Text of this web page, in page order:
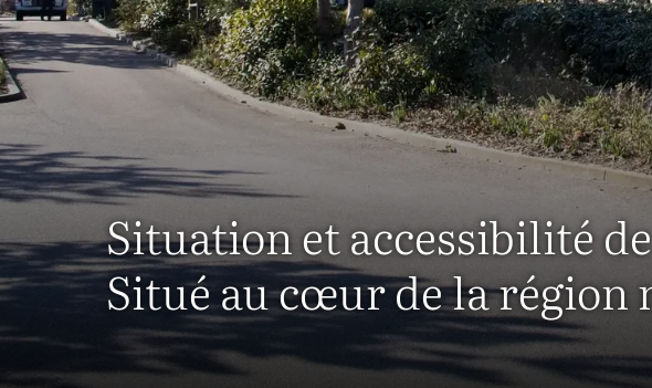
Situation et accessibilité
Situé au cœur de la région